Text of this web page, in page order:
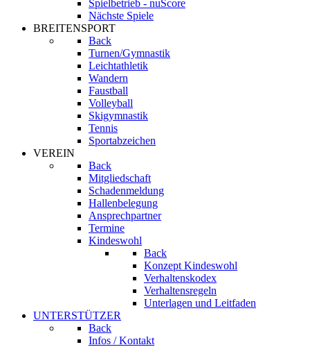
Spielbetrieb - nuScore
Nächste Spiele
BREITENSPORT
Back
Turnen/Gymnastik
Leichtathletik
Wandern
Faustball
Volleyball
Skigymnastik
Tennis
Sportabzeichen
VEREIN
Back
Mitgliedschaft
Schadenmeldung
Hallenbelegung
Ansprechpartner
Termine
Kindeswohl
Back
Konzept Kindeswohl
Verhaltenskodex
Verhaltensregeln
Unterlagen und Leitfaden
UNTERSTÜTZER
Back
Infos / Kontakt